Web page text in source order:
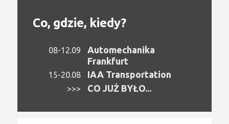
Co, gdzie, kiedy?
08-12.09
Automechanika
Frankfurt
15-20.08 IAA Transportation
>>> CO JUŻ BYŁO...